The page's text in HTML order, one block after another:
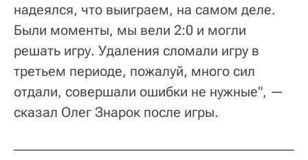
надеялся, что выиграем, на самом деле.
Были моменты, мы вели 2:0 и могли
решать игру. Удаления сломали игру в
третьем периоде, пожалуй, много сил
отдали, совершали ошибки не нужные", —
сказал Олег Знарок после игры.